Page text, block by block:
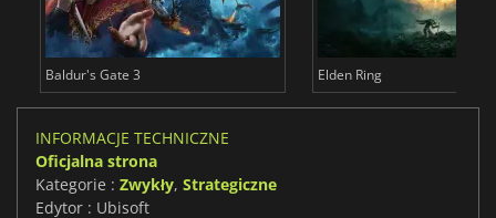
Baldur's Gate 3 Elden Ring
INFORMACJE TECHNICZNE
Oficjalna strona
Kategorie : Zwykły, Strategiczne
Edytor : Ubisoft